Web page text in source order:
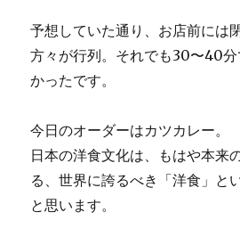
予想していた通り、お店前には
方々が行列。それでも30〜40分
かったです。
今日のオーダーはカツカレー。
日本の洋食文化は、もはや本来
る、世界に誇るべき「洋食」と
と思います。